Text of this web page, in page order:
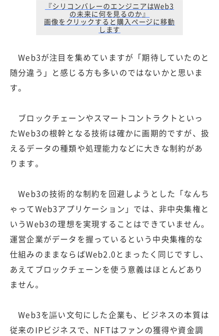
『シリコンバレーのエンジニアはWeb3
の未来に何を見るのか』
画像をクリックすると購入ページに移動
します
Web3が注目を集めていますが「期待していたのと
随分違う」と感じる方も多いのではないかと思いま
す。
ブロックチェーンやスマートコントラクトといっ
たWeb3の根幹となる技術は確かに画期的ですが、扱
えるデータの種類や処理能力などに大きな制約があ
ります。
Web3の技術的な制約を回避しようとした「なんち
ゃってWeb3アプリケーション」では、非中央集権と
いうWeb3の理想を実現することはできていません。
運営企業がデータを握っているという中央集権的な
仕組みのままならばWeb2.0とまったく同じですし、
あえてブロックチェーンを使う意義はほとんどあり
ません。
Web3を謳い文句にした企業も、ビジネスの本質は
従来のIPビジネスで、NFTはファンの獲得や資金調